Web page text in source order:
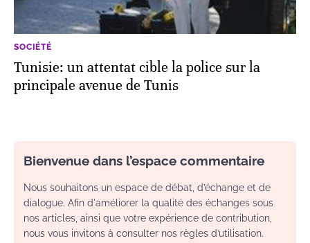
SOCIÉTÉ
Tunisie: un attentat cible la police sur la
principale avenue de Tunis
Bienvenue dans l’espace commentaire
Nous souhaitons un espace de débat, d’échange et de
dialogue. Afin d'améliorer la qualité des échanges sous
nos articles, ainsi que votre expérience de contribution,
nous vous invitons à consulter nos règles d’utilisation.